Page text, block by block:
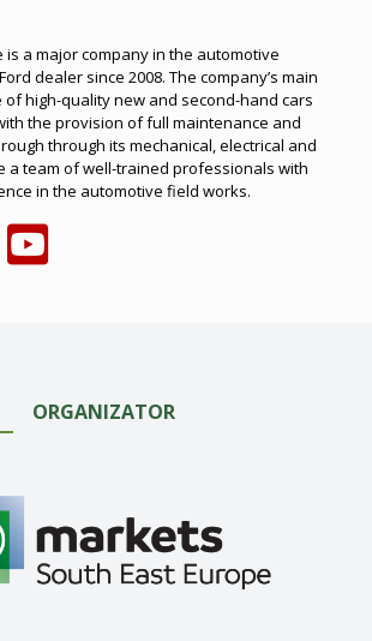
is a major company in the automotive
dealer since 2008. The company’s main
of high-quality new and second-hand cars
the provision of full maintenance and
through its mechanical, electrical and
a team of well-trained professionals with
in the automotive field works.
ORGANIZATOR